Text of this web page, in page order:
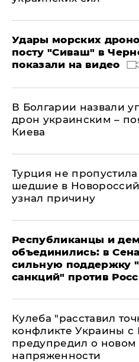
Удары морских
посту "Сиваш" в
показали на видео
В Болгарии назвали
дрон украинским –
Киева
Турция не
шедшие в
узнал причину
Республиканцы и
объединились: в
сильную поддержку
санкций" против
Кулеба "расставил
конфликте Украины
предупредил о новом
напряженности